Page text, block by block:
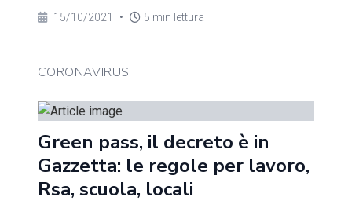
15/10/2021 • 5 min lettura
CORONAVIRUS
Green pass, il decreto è in
Gazzetta: le regole per lavoro,
Rsa, scuola, locali